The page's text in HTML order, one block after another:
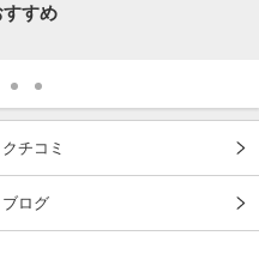
すめ
クチコミ
ブログ